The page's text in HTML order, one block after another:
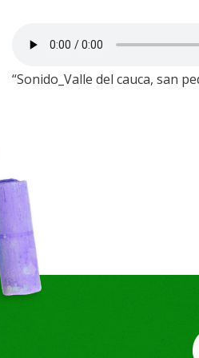
“Sonido_Valle del cauca, san